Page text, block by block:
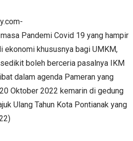
Pandemi Covid 19 yang hampir
ekonomi khususnya bagi UMKM,
boleh berceria pasalnya IKM
dalam agenda Pameran yang
Oktober 2022 kemarin di gedung
Ulang Tahun Kota Pontianak yang